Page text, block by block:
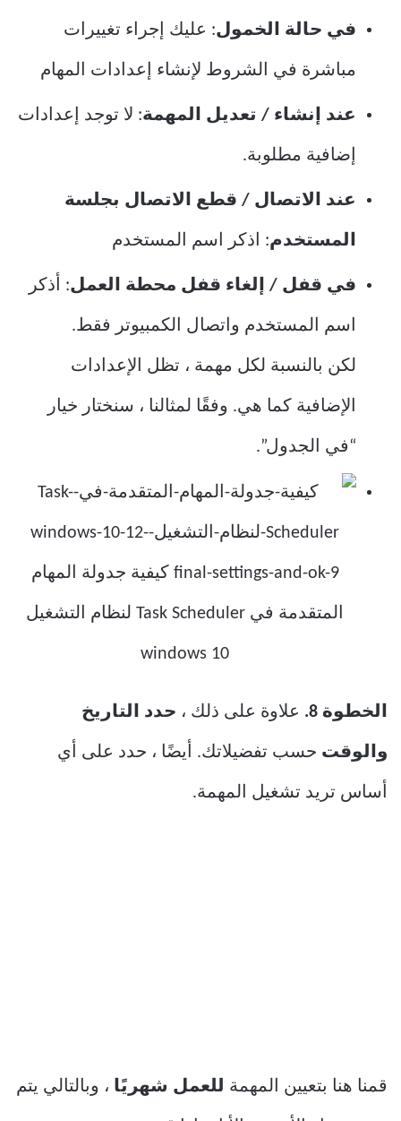
في حالة الخمول: عليك إجراء تغييرات
مباشرة في الشروط لإنشاء إعدادات المهام
عند إنشاء / تعديل المهمة: لا توجد إعدادات
إضافية مطلوبة.
عند الاتصال / قطع الاتصال بجلسة
المستخدم: اذكر اسم المستخدم
في قفل / إلغاء قفل محطة العمل: أذكر
اسم المستخدم واتصال الكمبيوتر فقط.
لكن بالنسبة لكل مهمة ، تظل الإعدادات
الإضافية كما هي. وفقًا لمثالنا ، سنختار خيار
“في الجدول”.
الخطوة 8. علاوة على ذلك ، حدد التاريخ
والوقت حسب تفضيلاتك. أيضًا ، حدد على أي
أساس تريد تشغيل المهمة.
قمنا هنا بتعيين المهمة للعمل شهريًا ، وبالتالي يتم